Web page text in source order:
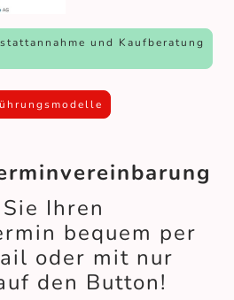
und Kaufberatung
Ihren
bequem per
oder mit nur
den Button!